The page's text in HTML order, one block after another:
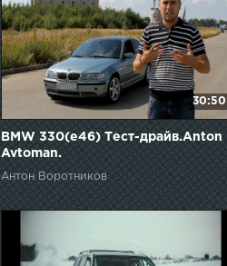
30:50
BMW 330(e46) Тест-драйв.Anton
Avtoman.
Антон Воротников